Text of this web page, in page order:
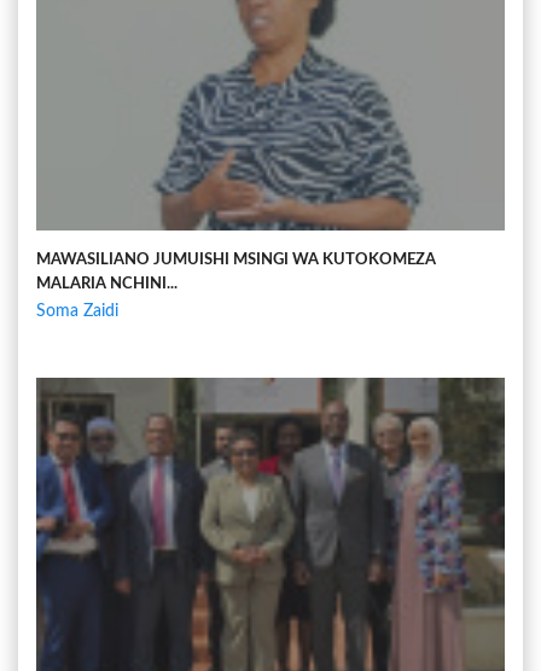
MAWASILIANO JUMUISHI MSINGI WA KUTOKOMEZA
MALARIA NCHINI...
Soma Zaidi